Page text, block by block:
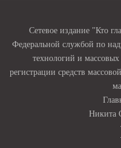
Сетевое издание "Кто
Федеральной службой по
технологий и
регистрации средств
Никита